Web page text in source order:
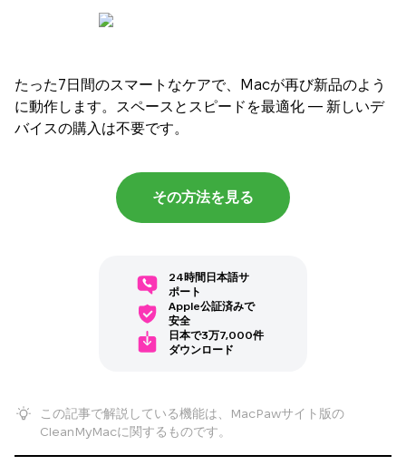
たった7日間のスマートなケアで、Macが再び新品のよう
に動作します。スペースとスピードを最適化 — 新しいデ
バイスの購入は不要です。
その方法を見る
24時間日本語サ
ポート
Apple公証済みで
安全
日本で3万7,000件
ダウンロード
この記事で解説している機能は、MacPawサイト版の
CleanMyMacに関するものです。